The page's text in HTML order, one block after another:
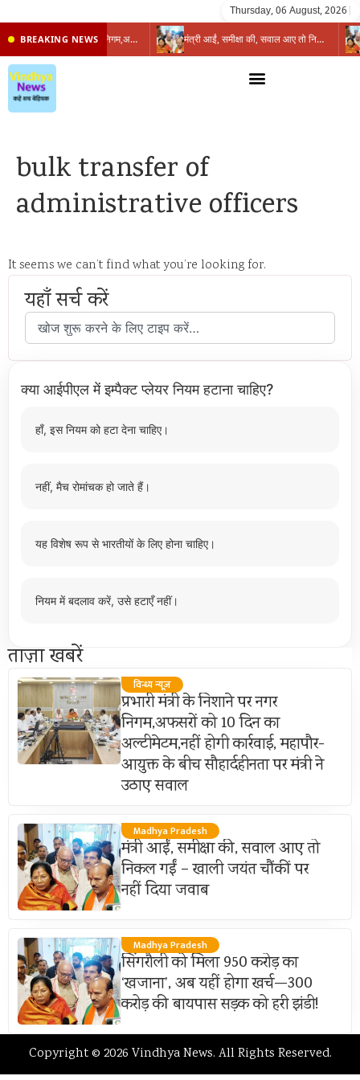
Thursday, 06 August, 2026
BREAKING NEWS प्रभारी मंत्री के निशाने पर नगर निगम,अफसरों को 10 दिन का अल्टीमेटम,नहीं होगी कार्रवाई, महापौर-आयुक्त के बीच सौहार्दहीनता पर मंत्री ने उठाए सवाल मंत्री आईं, समीक्षा की, सवाल आए तो निकल गईं – खाली जयंत चौंकीं पर नहीं दिया जवाब
bulk transfer of
administrative officers
It seems we can’t find what you’re looking for.
यहाँ सर्च करें
क्या आईपीएल में इम्पैक्ट प्लेयर नियम हटाना चाहिए?
हाँ, इस नियम को हटा देना चाहिए।
नहीं, मैच रोमांचक हो जाते हैं।
यह विशेष रूप से भारतीयों के लिए होना चाहिए।
नियम में बदलाव करें, उसे हटाएँ नहीं।
ताज़ा खबरें
विन्ध्य न्यूज़
प्रभारी मंत्री के निशाने पर नगर
निगम,अफसरों को 10 दिन का
अल्टीमेटम,नहीं होगी कार्रवाई, महापौर-
आयुक्त के बीच सौहार्दहीनता पर मंत्री ने
उठाए सवाल
Madhya Pradesh
मंत्री आईं, समीक्षा की, सवाल आए तो
निकल गईं – खाली जयंत चौंकीं पर
नहीं दिया जवाब
Madhya Pradesh
सिंगरौली को मिला 950 करोड़ का
‘खजाना’, अब यहीं होगा खर्च—300
करोड़ की बायपास सड़क को हरी झंडी!
Copyright © 2026 Vindhya News. All Rights Reserved.